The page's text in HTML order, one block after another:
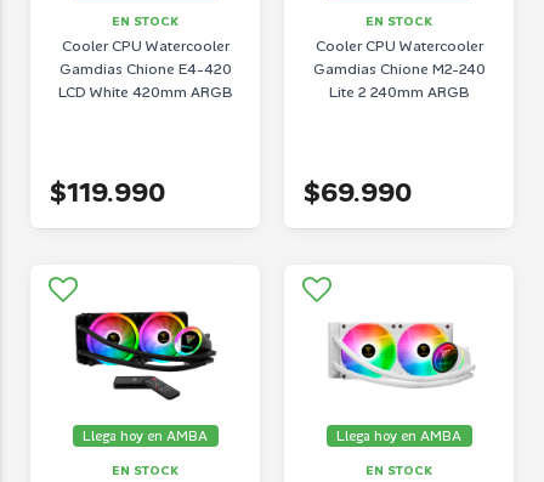
EN STOCK
Cooler CPU Watercooler
Gamdias Chione E4-420
LCD White 420mm ARGB
$119.990
EN STOCK
Cooler CPU Watercooler
Gamdias Chione M2-240
Lite 2 240mm ARGB
$69.990
Llega hoy en AMBA
EN STOCK
Llega hoy en AMBA
EN STOCK